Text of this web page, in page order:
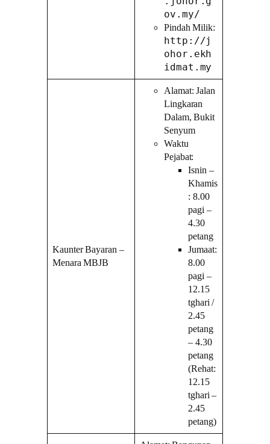
ov.my/
Pindah Milik:
http://j
ohor.ekh
idmat.my
Kaunter Bayaran –
Menara MBJB
Alamat: Jalan
Lingkaran
Dalam, Bukit
Senyum
Waktu
Pejabat:
Isnin –
Khamis
: 8.00
pagi –
4.30
petang
Jumaat:
8.00
pagi –
12.15
tghari /
2.45
petang
– 4.30
petang
(Rehat:
12.15
tghari –
2.45
petang)